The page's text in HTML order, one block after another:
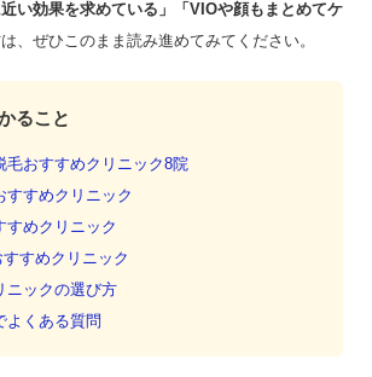
い効果を求めている」「VIOや顔もまとめてケ
、ぜひこのまま読み進めてみてください。
ること
毛おすすめクリニック8院
すすめクリニック
すめクリニック
すめクリニック
ニックの選び方
よくある質問